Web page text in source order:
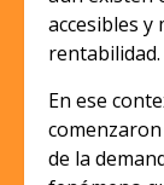
accesibles y
rentabilidad.
En ese
de la